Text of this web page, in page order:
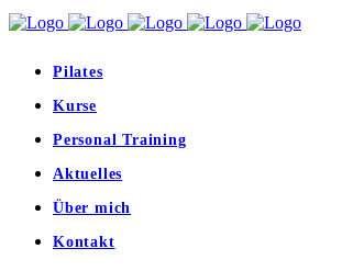
Pilates
Kurse
Personal Training
Aktuelles
Über mich
Kontakt